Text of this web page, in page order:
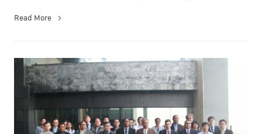
Read More